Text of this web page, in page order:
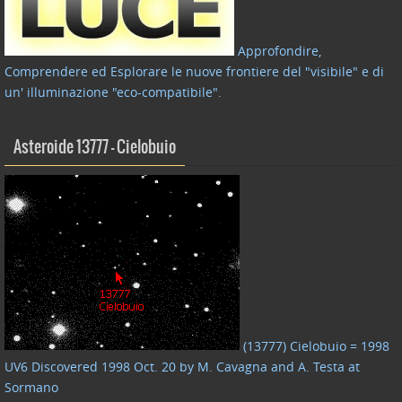
Approfondire,
Comprendere ed Esplorare le nuove frontiere del "visibile" e di
un' illuminazione "eco-compatibile".
Asteroide 13777 – Cielobuio
(13777) Cielobuio = 1998
UV6 Discovered 1998 Oct. 20 by M. Cavagna and A. Testa at
Sormano